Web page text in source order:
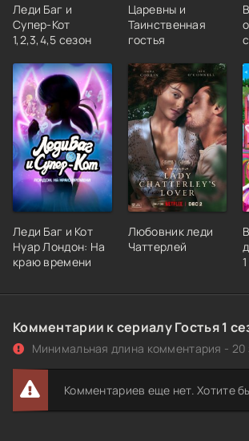
Леди Баг и
Супер-Кот
1,2,3,4,5 сезон
Царевны и
Таинственная
гостья
Леди Баг и Кот
Нуар Лондон: На
краю времени
Любовник леди
Чаттерлей
Комментарии к сериалу Гостья 1
Минимальная длина комментария - 20
Комментариев еще нет. Хотите